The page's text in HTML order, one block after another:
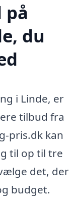
på
du
i Linde, er
tilbud fra
pris.dk kan
til op til tre
det, der
budget.